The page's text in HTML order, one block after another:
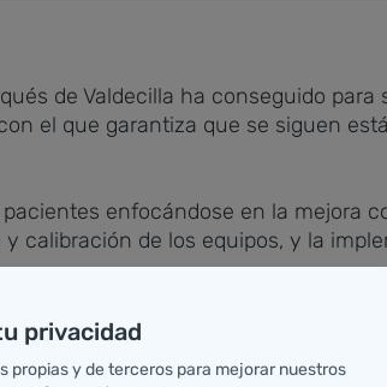
de Valdecilla ha conseguido
el que garantiza que se siguen
enfocándose en la mejora
calibración de los equipos, y la
la Unidad de Trasplantes de
de calidad—, avala una vez más
privacidad
propias y de terceros para mejorar nuestros